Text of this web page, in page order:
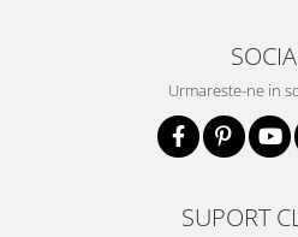
Urmareste-ne in
SUPORT